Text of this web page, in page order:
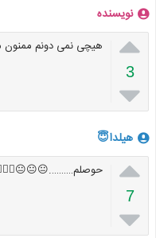
نویسنده

3

هیچی نمی دونم
هیلدا😇

7
